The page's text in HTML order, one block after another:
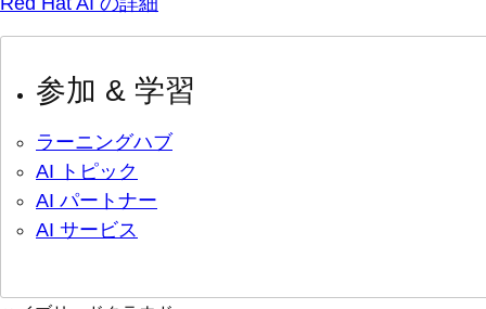
参加 & 学習
ラーニングハブ
AI トピック
AI パートナー
AI サービス